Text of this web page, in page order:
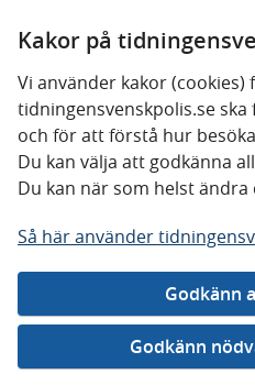
Kakor på
Vi använder kakor (cookies)
tidningensvenskpolis.se
och för att förstå hur
Du kan välja att godkänna
Du kan när som helst ändra
Så här använder